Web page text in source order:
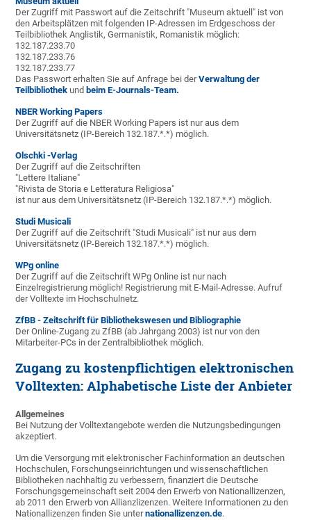
Der Zugriff mit Passwort auf die Zeitschrift "Museum aktuell" ist von
den Arbeitsplätzen mit folgenden IP-Adressen im Erdgeschoss der
Teilbibliothek Anglistik, Germanistik, Romanistik möglich:
132.187.233.70
132.187.233.76
132.187.233.77
Das Passwort erhalten Sie auf Anfrage bei derVerwaltung der
Teilbibliothek und beim E-Journals-Team.
NBER Working Papers
Der Zugriff auf die NBER Working Papers ist nur aus dem
Universitätsnetz (IP-Bereich 132.187.*.*) möglich.
Olschki -Verlag
Der Zugriff auf die Zeitschriften
"Lettere Italiane"
"Rivista de Storia e Letteratura Religiosa"
ist nur aus dem Universitätsnetz (IP-Bereich 132.187.*.*) möglich.
Studi Musicali
Der Zugriff auf die Zeitschrift "Studi Musicali" ist nur aus dem
Universitätsnetz (IP-Bereich 132.187.*.*) möglich.
WPg online
Der Zugriff auf die Zeitschrift WPg Online ist nur nach
Einzelregistrierung möglich! Registrierung mit E-Mail-Adresse. Aufruf
der Volltexte im Hochschulnetz.
ZfBB - Zeitschrift für Bibliothekswesen und Bibliographie
Der Online-Zugang zu ZfBB (ab Jahrgang 2003) ist nur von den
Mitarbeiter-PCs in der Zentralbibliothek möglich.
Zugang zu kostenpflichtigen elektronischen
Volltexten: Alphabetische Liste der Anbieter
Allgemeines
Bei Nutzung der Volltextangebote werden die Nutzungsbedingungen
akzeptiert.
Um die Versorgung mit elektronischer Fachinformation an deutschen
Hochschulen, Forschungseinrichtungen und wissenschaftlichen
Bibliotheken nachhaltig zu verbessern, finanziert die Deutsche
Forschungsgemeinschaft seit 2004 den Erwerb von Nationallizenzen,
ab 2011 den Erwerb von Allianzlizenzen. Weitere Informationen zu den
Nationallizenzen finden Sie unternationallizenzen.de.